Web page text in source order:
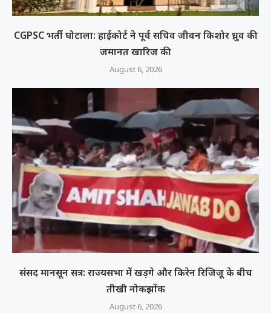
CGPSC भर्ती घोटाला: हाईकोर्ट ने पूर्व सचिव जीवन किशोर ध्रुव की
जमानत खारिज की
August 6, 2026
संसद मानसून सत्र: राज्यसभा में खड़गे और किरेन रिजिजू के बीच
तीखी नोकझोंक
August 6, 2026